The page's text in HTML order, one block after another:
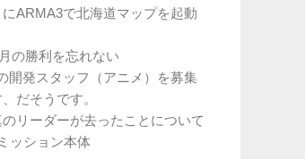
ARMA3で北海道マップを起動
の勝利を忘れない
開発スタッフ（アニメ）を募集
だそうです。
のリーダーが去ったことについて
ッション本体